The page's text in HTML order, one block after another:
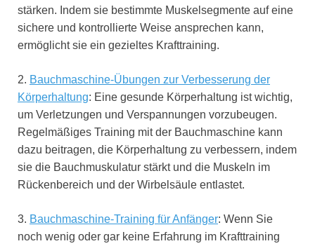
stärken. Indem sie bestimmte Muskelsegmente auf eine
sichere und kontrollierte Weise ansprechen kann,
ermöglicht sie ein gezieltes Krafttraining.
2. Bauchmaschine-Übungen zur Verbesserung der
Körperhaltung: Eine gesunde Körperhaltung ist wichtig,
um Verletzungen und Verspannungen vorzubeugen.
Regelmäßiges Training mit der Bauchmaschine kann
dazu beitragen, die Körperhaltung zu verbessern, indem
sie die Bauchmuskulatur stärkt und die Muskeln im
Rückenbereich und der Wirbelsäule entlastet.
3. Bauchmaschine-Training für Anfänger: Wenn Sie
noch wenig oder gar keine Erfahrung im Krafttraining